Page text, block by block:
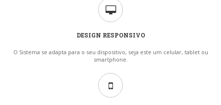
DESIGN RESPONSIVO
O Sistema se adapta para o seu dispositivo, seja este um celular, tablet ou
smartphone.